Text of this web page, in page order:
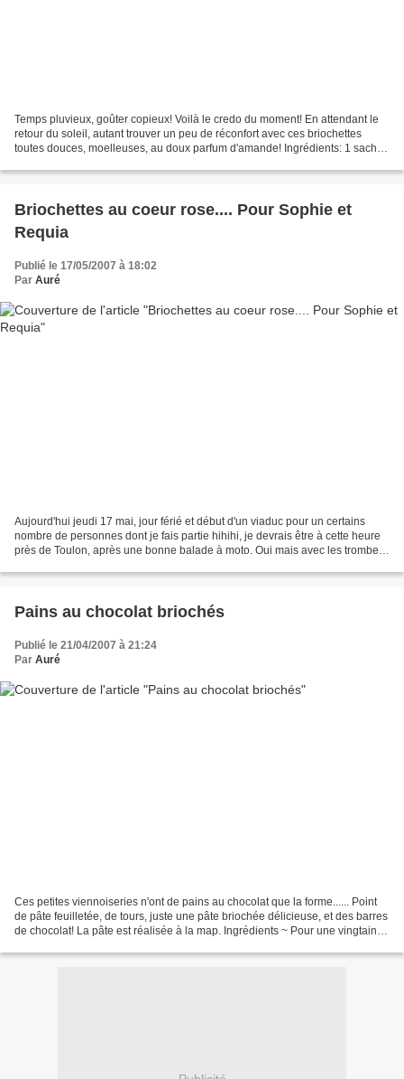
Temps pluvieux, goûter copieux! Voilà le credo du moment! En attendant le
retour du soleil, autant trouver un peu de réconfort avec ces briochettes
toutes douces, moelleuses, au doux parfum d'amande! Ingrédients: 1 sachet
Briochettes au coeur rose.... Pour Sophie et
Requia
Publié le 17/05/2007 à 18:02
Par Auré
Aujourd'hui jeudi 17 mai, jour férié et début d'un viaduc pour un certains
nombre de personnes dont je fais partie hihihi, je devrais être à cette heure
près de Toulon, après une bonne balade à moto. Oui mais avec les trombes
Pains au chocolat briochés
Publié le 21/04/2007 à 21:24
Par Auré
Ces petites viennoiseries n'ont de pains au chocolat que la forme...... Point
de pâte feuilletée, de tours, juste une pâte briochée délicieuse, et des barres
de chocolat! La pâte est réalisée à la map. Ingrédients ~ Pour une vingtaine